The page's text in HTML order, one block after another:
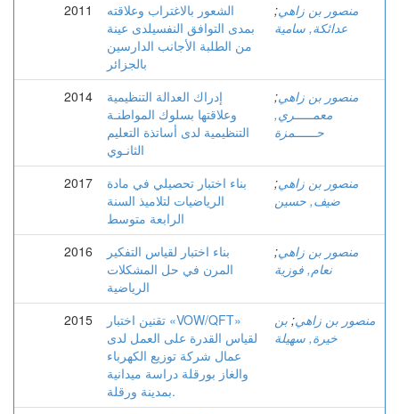
2011
الشعور بالاغتراب وعلاقته
بمدى التوافق النفسيلدى عينة
من الطلبة الأجانب الدارسين
بالجزائر
منصور بن زاهي;
عدائكة, سامية
2014
إدراك العدالة التنظيمية
وعلاقتها بسلوك المواطنـة
التنظيمية لدى أساتذة التعليم
الثانـوي
منصور بن زاهي;
معمـــــري,
حــــــمزة
2017
بناء اختبار تحصيلي في مادة
الرياضيات لتلاميذ السنة
الرابعة متوسط
منصور بن زاهي;
ضيف, حسين
2016
بناء اختبار لقياس التفكير
المرن في حل المشكلات
الرياضية
منصور بن زاهي;
نعام, فوزية
2015
تقنين اختبار «VOW/QFT»
لقياس القدرة على العمل لدى
عمال شركة توزيع الكهرباء
والغاز بورقلة دراسة ميدانية
بمدينة ورقلة.
منصور بن زاهي; بن
خيرة, سهيلة